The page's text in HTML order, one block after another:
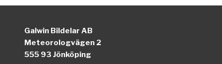
Galwin Bildelar AB
Meteorologvägen 2
555 93 Jönköping